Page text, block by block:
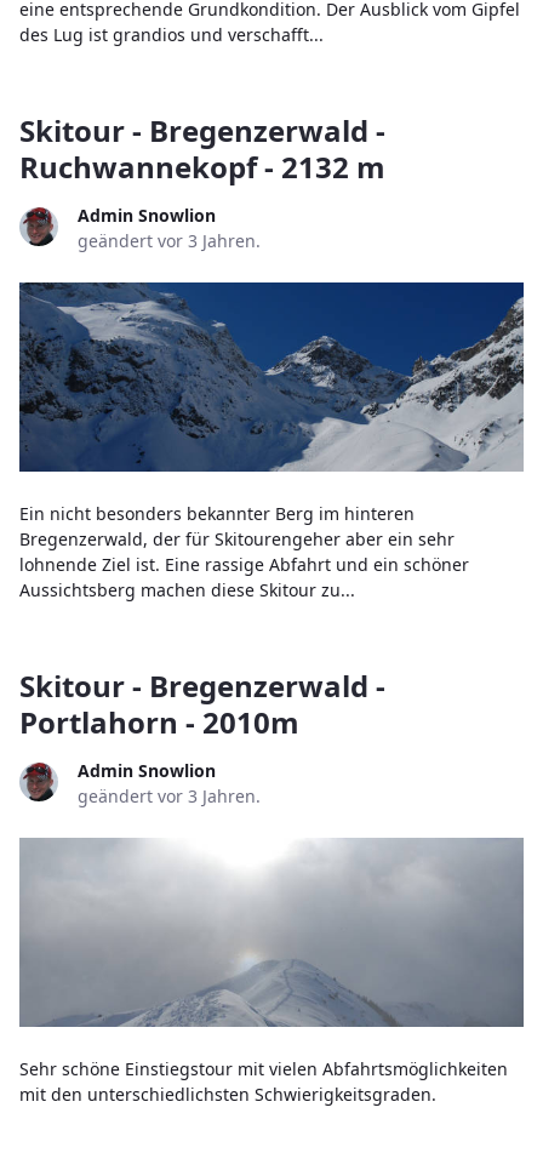
eine entsprechende Grundkondition. Der Ausblick vom Gipfel
des Lug ist grandios und verschafft...
Skitour - Bregenzerwald -
Ruchwannekopf - 2132 m
Admin Snowlion
geändert vor 3 Jahren.
Ein nicht besonders bekannter Berg im hinteren
Bregenzerwald, der für Skitourengeher aber ein sehr
lohnende Ziel ist. Eine rassige Abfahrt und ein schöner
Aussichtsberg machen diese Skitour zu...
Skitour - Bregenzerwald -
Portlahorn - 2010m
Admin Snowlion
geändert vor 3 Jahren.
Sehr schöne Einstiegstour mit vielen Abfahrtsmöglichkeiten
mit den unterschiedlichsten Schwierigkeitsgraden.